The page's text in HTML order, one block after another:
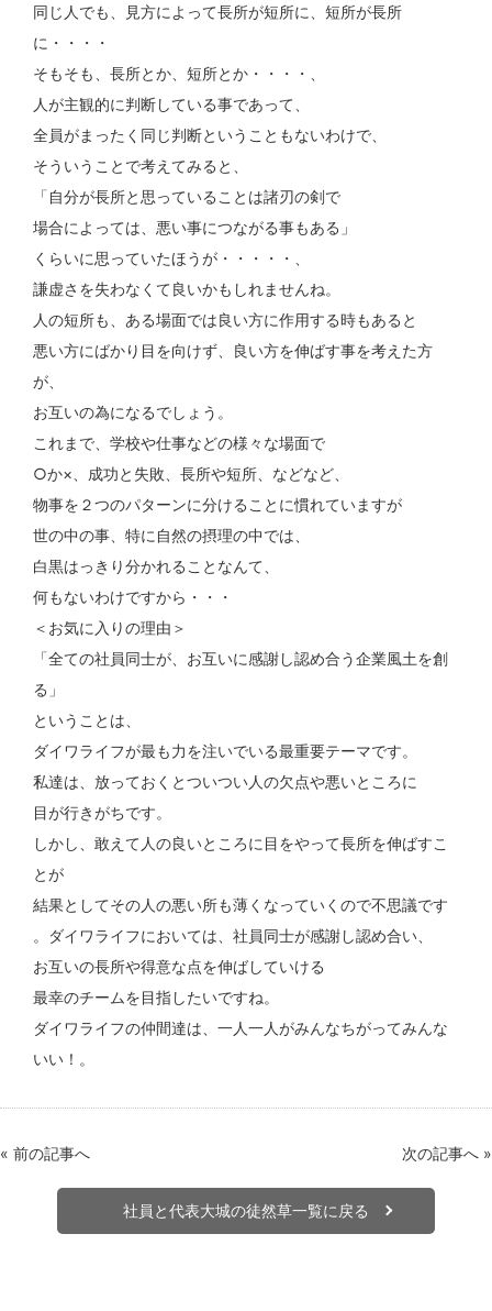
同じ人でも、見方によって長所が短所に、短所が長所
に・・・・
そもそも、長所とか、短所とか・・・・、
人が主観的に判断している事であって、
全員がまったく同じ判断ということもないわけで、
そういうことで考えてみると、
「自分が長所と思っていることは諸刃の剣で
場合によっては、悪い事につながる事もある」
くらいに思っていたほうが・・・・・、
謙虚さを失わなくて良いかもしれませんね。
人の短所も、ある場面では良い方に作用する時もあると
悪い方にばかり目を向けず、良い方を伸ばす事を考えた方
が、
お互いの為になるでしょう。
これまで、学校や仕事などの様々な場面で
○か×、成功と失敗、長所や短所、などなど、
物事を２つのパターンに分けることに慣れていますが
世の中の事、特に自然の摂理の中では、
白黒はっきり分かれることなんて、
何もないわけですから・・・
＜お気に入りの理由＞
「全ての社員同士が、お互いに感謝し認め合う企業風土を創
る」
ということは、
ダイワライフが最も力を注いでいる最重要テーマです。
私達は、放っておくとついつい人の欠点や悪いところに
目が行きがちです。
しかし、敢えて人の良いところに目をやって長所を伸ばすこ
とが
結果としてその人の悪い所も薄くなっていくので不思議です
。ダイワライフにおいては、社員同士が感謝し認め合い、
お互いの長所や得意な点を伸ばしていける
最幸のチームを目指したいですね。
ダイワライフの仲間達は、一人一人がみんなちがってみんな
いい！。
« 前の記事へ 次の記事へ »
社員と代表大城の徒然草一覧に戻る